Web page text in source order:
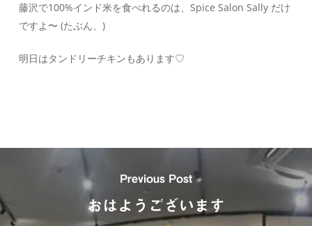
藤沢で100%インド米を食べれるのは、Spice Salon Sally だけ
ですよ〜 (たぶん、)
明日はタンドリーチキンもあります♡
Previous Post
おはようございます